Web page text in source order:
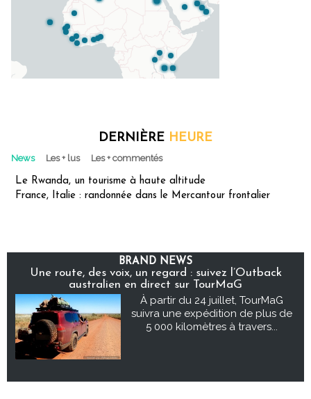
DERNIÈRE HEURE
News Les + lus Les + commentés
Le Rwanda, un tourisme à haute altitude
France, Italie : randonnée dans le Mercantour frontalier
BRAND NEWS
Une route, des voix, un regard : suivez l’Outback
australien en direct sur TourMaG
À partir du 24 juillet, TourMaG
suivra une expédition de plus de
5 000 kilomètres à travers...